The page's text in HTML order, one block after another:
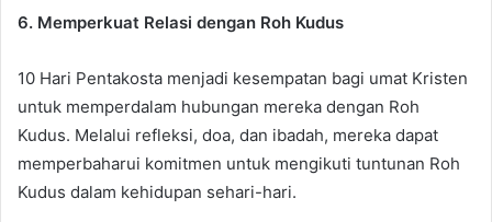
6. Memperkuat Relasi dengan Roh Kudus
10 Hari Pentakosta menjadi kesempatan bagi umat Kristen
untuk memperdalam hubungan mereka dengan Roh
Kudus. Melalui refleksi, doa, dan ibadah, mereka dapat
memperbaharui komitmen untuk mengikuti tuntunan Roh
Kudus dalam kehidupan sehari-hari.